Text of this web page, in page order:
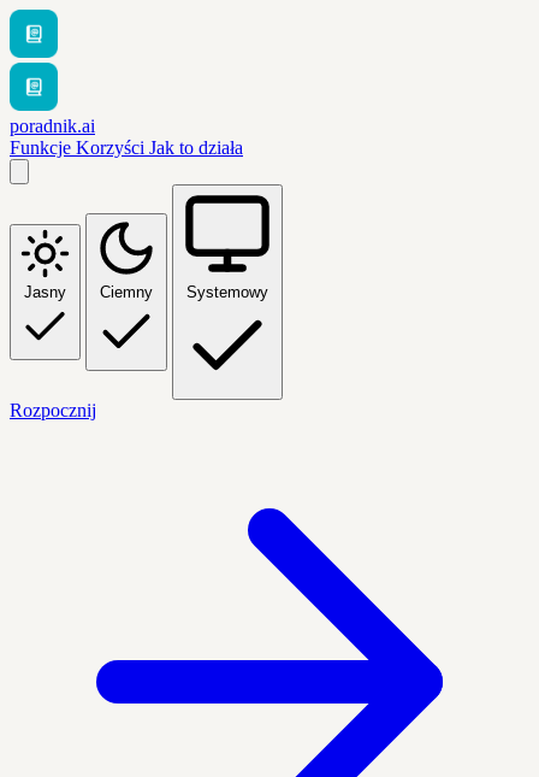
poradnik.ai
Funkcje Korzyści Jak to działa
Jasny Ciemny Systemowy
Rozpocznij